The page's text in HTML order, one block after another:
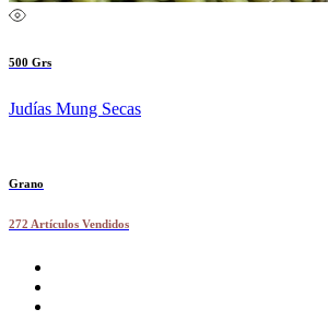
500 Grs
Judías Mung Secas
Grano
272 Artículos Vendidos